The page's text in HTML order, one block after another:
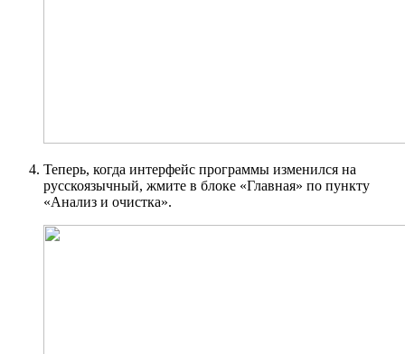
Теперь, когда интерфейс программы изменился на
русскоязычный, жмите в блоке «Главная» по пункту
«Анализ и очистка».